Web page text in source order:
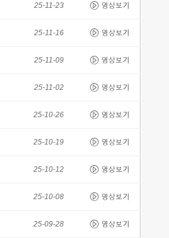
25-11-23
25-11-16
25-11-09
25-11-02
25-10-26
25-10-19
25-10-12
25-10-08
25-09-28